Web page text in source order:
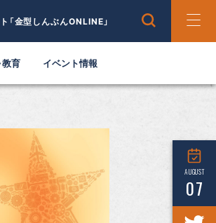
金型しんぶんONLINE」
教育 イベント情報
AUGUST
07